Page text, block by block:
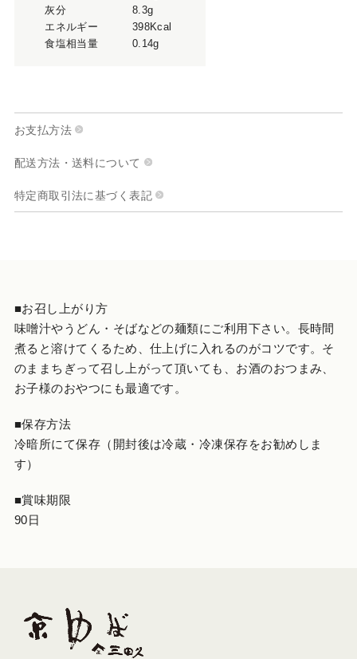
灰分
8.3g
エネルギー
398Kcal
食塩相当量
0.14g
お支払方法
配送方法・送料について
特定商取引法に基づく表記
■お召し上がり方
味噌汁やうどん・そばなどの麺類にご利用下さい。長時間
煮ると溶けてくるため、仕上げに入れるのがコツです。そ
のままちぎって召し上がって頂いても、お酒のおつまみ、
お子様のおやつにも最適です。
■保存方法
冷暗所にて保存（開封後は冷蔵・冷凍保存をお勧めしま
す）
■賞味期限
90日